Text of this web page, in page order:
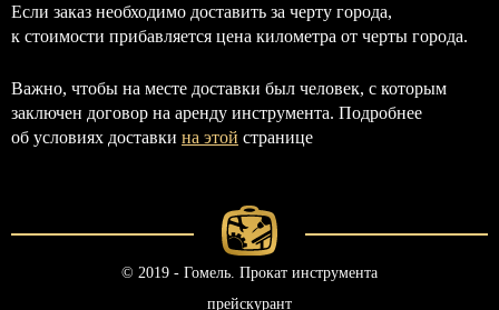
Если заказ необходимо доставить за черту города,
к стоимости прибавляется цена километра от черты города.
Важно, чтобы на месте доставки был человек, с которым
заключен договор на аренду инструмента. Подробнее
об условиях доставки на этой странице
© 2019 - Гомель. Прокат инструмента
прейскурант